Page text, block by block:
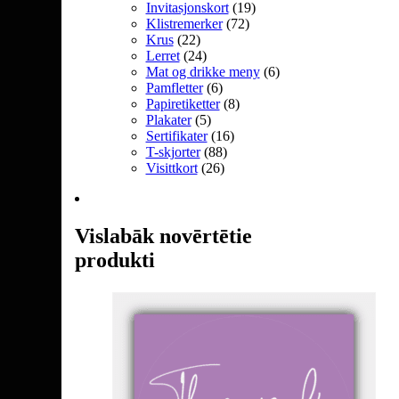
Invitasjonskort (19)
Klistremerker (72)
Krus (22)
Lerret (24)
Mat og drikke meny (6)
Pamfletter (6)
Papiretiketter (8)
Plakater (5)
Sertifikater (16)
T-skjorter (88)
Visittkort (26)
Vislabāk novērtētie
produkti